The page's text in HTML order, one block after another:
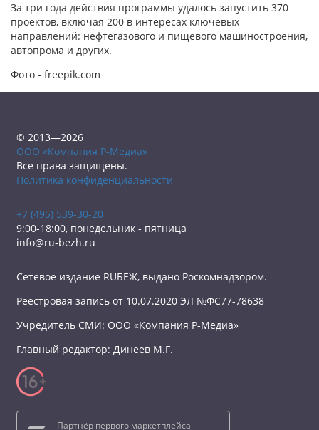
За три года действия программы удалось запустить 370
проектов, включая 200 в интересах ключевых
направлений: нефтегазового и пищевого машиностроения,
автопрома и других.
Фото - freepik.com
© 2013—2026
ООО «Компания Р-Медиа»
Все права защищены.
Политика конфиденциальности
+7 (495) 539-30-20
9:00-18:00, понедельник - пятница
info@ru-bezh.ru
Сетевое издание RUБЕЖ, выдано Роскомнадзором.
Реестровая запись от 10.07.2020 ЭЛ №ФС77-78638
Учредитель СМИ: ООО «Компания Р-Медиа»
Главный редактор: Динеев М.Г.
Партнёр первого маркетплейса